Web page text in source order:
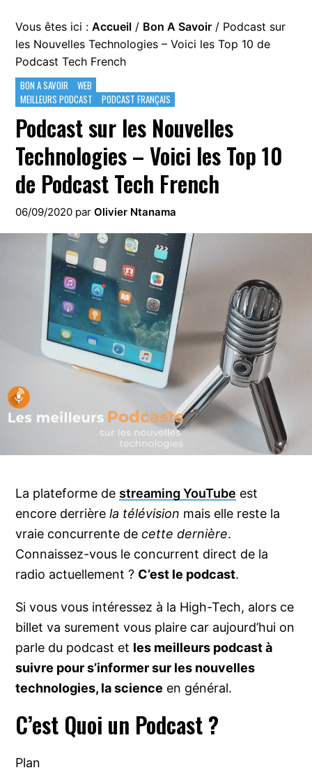
Vous êtes ici :Accueil / Bon A Savoir / Podcast sur
les Nouvelles Technologies – Voici les Top 10 de
Podcast Tech French
BON A SAVOIR
WEB
MEILLEURS PODCAST
PODCAST FRANÇAIS
Podcast sur les Nouvelles
Technologies – Voici les Top 10
de Podcast Tech French
06/09/2020 parOlivier Ntanama
La plateforme de streaming YouTube est
encore derrièrela télévision mais elle reste la
vraie concurrente decette dernière.
Connaissez-vous le concurrent direct de la
radio actuellement ? C’est le podcast.
Si vous vous intéressez à la High-Tech, alors ce
billet va surement vous plaire car aujourd’hui on
parle du podcast et les meilleurs podcast à
suivre pour s’informer sur les nouvelles
technologies, la science en général.
C’est Quoi un Podcast ?
Plan